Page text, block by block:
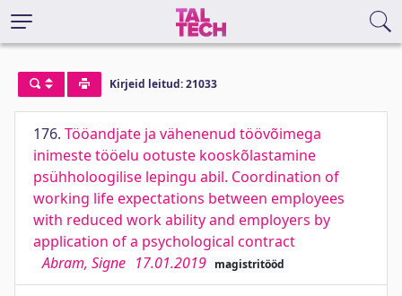
Kirjeid leitud: 21033
176. Tööandjate ja vähenenud töövõimega
inimeste tööelu ootuste kooskõlastamine
psühholoogilise lepingu abil. Coordination of
working life expectations between employees
with reduced work ability and employers by
application of a psychological contract
Abram, Signe 17.01.2019 magistritööd